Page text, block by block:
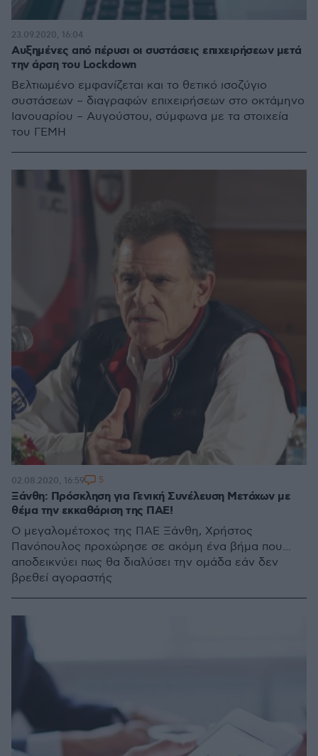
Αυξημένες από πέρυσι οι συστάσεις επιχειρήσεων μετά
την άρση του Lockdown
Βελτιωμένο εμφανίζεται και το θετικό ισοζύγιο
συστάσεων – διαγραφών επιχειρήσεων στο οκτάμηνο
Ιανουαρίου – Αυγούστου, σύμφωνα με τα στοιχεία
του ΓΕΜΗ
23.09.2020, 16:04
Ξάνθη: Πρόσκληση για Γενική Συνέλευση Μετόχων με
θέμα την εκκαθάριση της ΠΑΕ!
Ο μεγαλομέτοχος της ΠΑΕ Ξάνθη, Χρήστος
Πανόπουλος προχώρησε σε ακόμη ένα βήμα που...
αποδεικνύει πως θα διαλύσει την ομάδα εάν δεν
βρεθεί αγοραστής
02.08.2020, 16:59 5